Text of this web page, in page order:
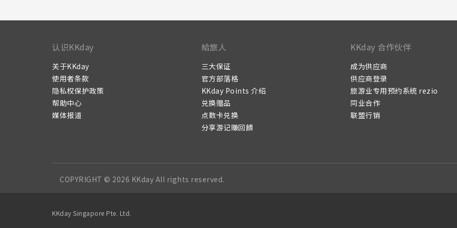
认识KKday
关于KKday
使用者条款
隐私权保护政策
帮助中心
媒体报道
給旅人
三大保证
官方部落格
KKday Points 介绍
兑换赠品
点数卡兑换
分享游记賺回饋
KKday 合作伙伴
成为供应商
供应商登录
旅游业专用预约系统 rezio
同业合作
联盟行销
COPYRIGHT © 2026 KKday All rights reserved.
KKday Singapore Pte. Ltd.